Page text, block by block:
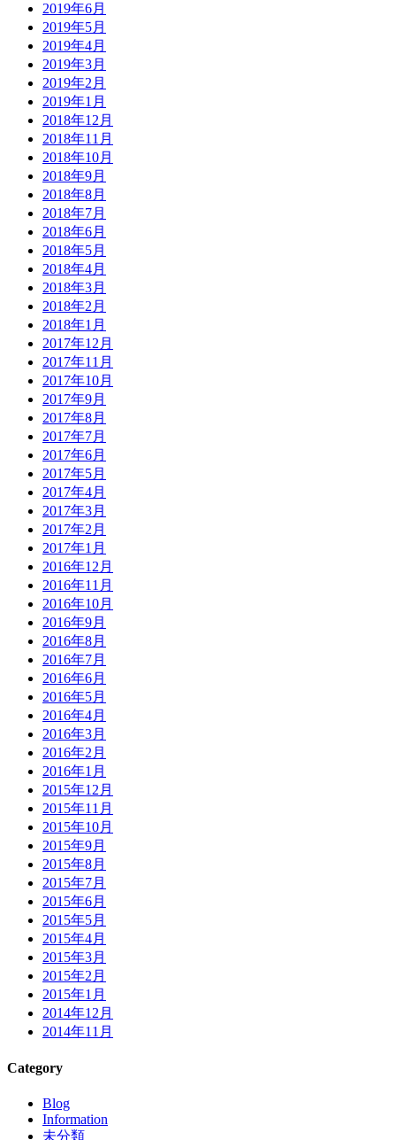
2019年6月
2019年5月
2019年4月
2019年3月
2019年2月
2019年1月
2018年12月
2018年11月
2018年10月
2018年9月
2018年8月
2018年7月
2018年6月
2018年5月
2018年4月
2018年3月
2018年2月
2018年1月
2017年12月
2017年11月
2017年10月
2017年9月
2017年8月
2017年7月
2017年6月
2017年5月
2017年4月
2017年3月
2017年2月
2017年1月
2016年12月
2016年11月
2016年10月
2016年9月
2016年8月
2016年7月
2016年6月
2016年5月
2016年4月
2016年3月
2016年2月
2016年1月
2015年12月
2015年11月
2015年10月
2015年9月
2015年8月
2015年7月
2015年6月
2015年5月
2015年4月
2015年3月
2015年2月
2015年1月
2014年12月
2014年11月
Category
Blog
Information
未分類